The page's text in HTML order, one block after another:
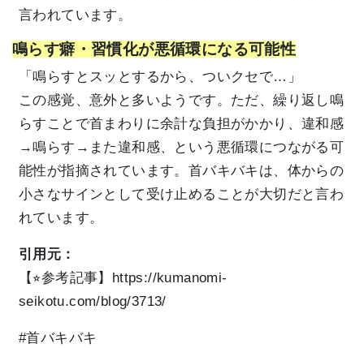
言われています。
鳴らす癖・習慣化が悪循環になる可能性
「鳴らすとスッとするから、ついクセで…」
この感覚、意外と多いようです。ただ、繰り返し鳴
らすことで首まわりに余計な負担がかかり、違和感
→鳴らす→また違和感、という悪循環につながる可
能性が指摘されています。首バキバキは、体からの
小さなサインとして受け止めることが大切だと言わ
れています。
引用元：
【⭐︎参考記事】 https://kumanomi-
seikotu.com/blog/3713/
#首バキバキ